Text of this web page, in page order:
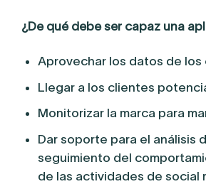
¿De qué debe ser capaz una
Aprovechar los datos de
Llegar a los clientes
Monitorizar la marca para
Dar soporte para el análisis
seguimiento del
de las actividades de social